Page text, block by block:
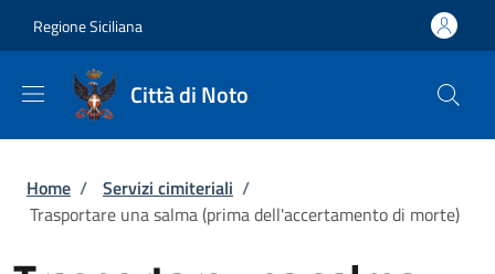
Regione Siciliana
Città di Noto
Briciole di pane
Home / Servizi cimiteriali /
Trasportare una salma (prima dell'accertamento di morte)